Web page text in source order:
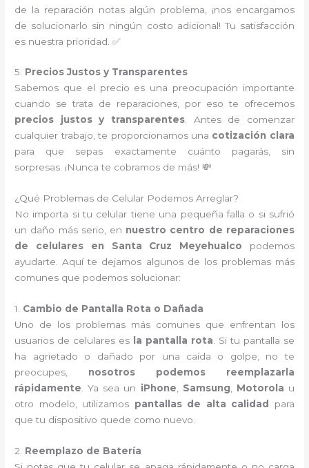
de la reparación notas algún problema, ¡nos encargamos
de solucionarlo sin ningún costo adicional! Tu satisfacción
es nuestra prioridad. ✅
5. Precios Justos y Transparentes
Sabemos que el precio es una preocupación importante
cuando se trata de reparaciones, por eso te ofrecemos
precios justos y transparentes. Antes de comenzar
cualquier trabajo, te proporcionamos una cotización clara
para que sepas exactamente cuánto pagarás, sin
sorpresas. ¡Nunca te cobramos de más! 💸
¿Qué Problemas de Celular Podemos Arreglar?
No importa si tu celular tiene una pequeña falla o si sufrió
un daño más serio, en nuestro centro de reparaciones
de celulares en Santa Cruz Meyehualco podemos
ayudarte. Aquí te dejamos algunos de los problemas más
comunes que podemos solucionar:
1. Cambio de Pantalla Rota o Dañada
Uno de los problemas más comunes que enfrentan los
usuarios de celulares es
la pantalla rota . Si tu pantalla se
ha agrietado o dañado por una caída o golpe, no te
preocupes, nosotros podemos reemplazarla
rápidamente . Ya sea un iPhone Samsung Motorola u
otro modelo, utilizamos pantallas de alta calidad
para
que tu dispositivo quede como nuevo.
2. Reemplazo de Batería